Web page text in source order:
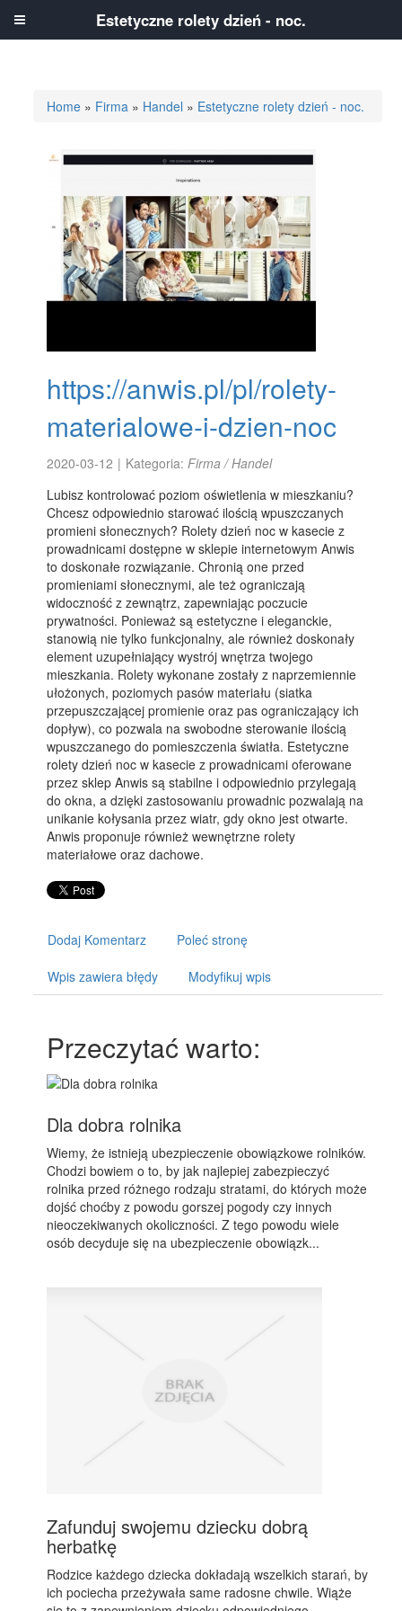
Home » Firma » Handel » Estetyczne rolety dzień - noc.
https://anwis.pl/pl/rolety-
materialowe-i-dzien-noc
2020-03-12 | Kategoria:Firma / Handel
Lubisz kontrolować poziom oświetlenia w mieszkaniu?
Chcesz odpowiednio starować ilością wpuszczanych
promieni słonecznych? Rolety dzień noc w kasecie z
prowadnicami dostępne w sklepie internetowym Anwis
to doskonałe rozwiązanie. Chronią one przed
promieniami słonecznymi, ale też ograniczają
widoczność z zewnątrz, zapewniając poczucie
prywatności. Ponieważ są estetyczne i eleganckie,
stanowią nie tylko funkcjonalny, ale również doskonały
element uzupełniający wystrój wnętrza twojego
mieszkania. Rolety wykonane zostały z naprzemiennie
ułożonych, poziomych pasów materiału (siatka
przepuszczającej promienie oraz pas ograniczający ich
dopływ), co pozwala na swobodne sterowanie ilością
wpuszczanego do pomieszczenia światła. Estetyczne
rolety dzień noc w kasecie z prowadnicami oferowane
przez sklep Anwis są stabilne i odpowiednio przylegają
do okna, a dzięki zastosowaniu prowadnic pozwalają na
unikanie kołysania przez wiatr, gdy okno jest otwarte.
Anwis proponuje również wewnętrzne rolety
materiałowe oraz dachowe.
Dodaj Komentarz Poleć stronę
Wpis zawiera błędy Modyfikuj wpis
Przeczytać warto:
Dla dobra rolnika
Wiemy, że istnieją ubezpieczenie obowiązkowe rolników.
Chodzi bowiem o to, by jak najlepiej zabezpieczyć
rolnika przed różnego rodzaju stratami, do których może
dojść choćby z powodu gorszej pogody czy innych
nieoczekiwanych okoliczności. Z tego powodu wiele
osób decyduje się na ubezpieczenie obowiązk...
Zafunduj swojemu dziecku dobrą
herbatkę
Rodzice każdego dziecka dokładają wszelkich starań, by
ich pociecha przeżywała same radosne chwile. Wiąże
Estetyczne rolety dzień - noc.